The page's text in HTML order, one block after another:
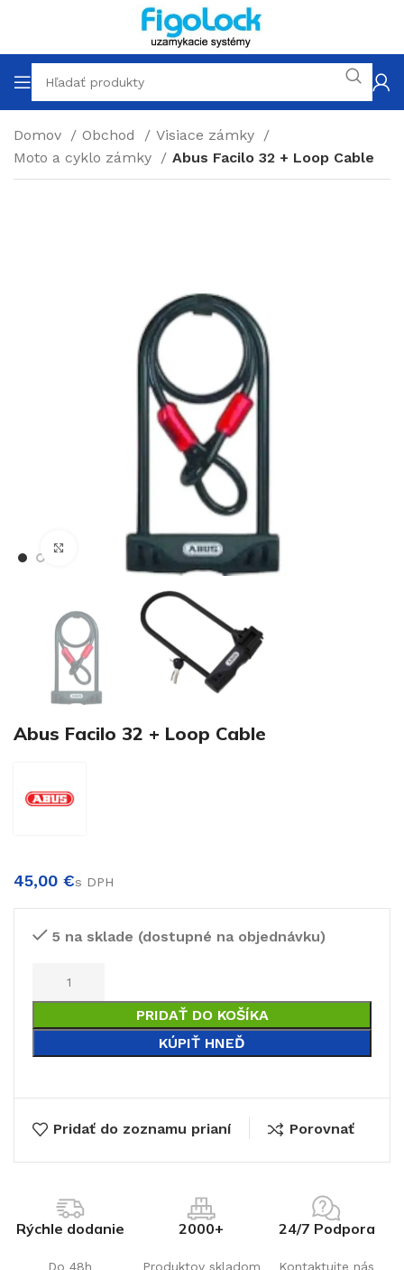
Domov Obchod
Visiace zámky
Moto a cyklo zámky
Abus Facilo 32 + Loop Cable
Klikni pre zväčšenie
Abus Facilo 32 + Loop Cable
€
5 na sklade (dostupné na objednávku)
PRIDAŤ DO KOŠÍKA
KÚPIŤ HNEĎ
Pridať do zoznamu prianí Porovnať
Rýchle dodanie
Do 48h
2000+
Produktov skladom
24/7 Podpora
Kontaktujte nás
€